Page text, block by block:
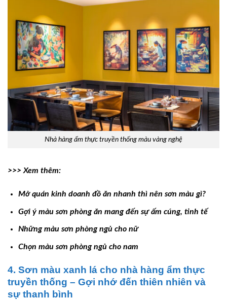
Nhà hàng ẩm thực truyền thống màu vàng nghệ
>>> Xem thêm:
Mở quán kinh doanh đồ ăn nhanh thì nên sơn màu gì?
Gợi ý màu sơn phòng ăn mang đến sự ấm cúng, tinh tế
Những màu sơn phòng ngủ cho nữ
Chọn màu sơn phòng ngủ cho nam
4. Sơn màu xanh lá cho nhà hàng ẩm thực
truyền thống – Gợi nhớ đến thiên nhiên và
sự thanh bình